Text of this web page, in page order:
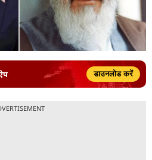
डाउनलोड करें